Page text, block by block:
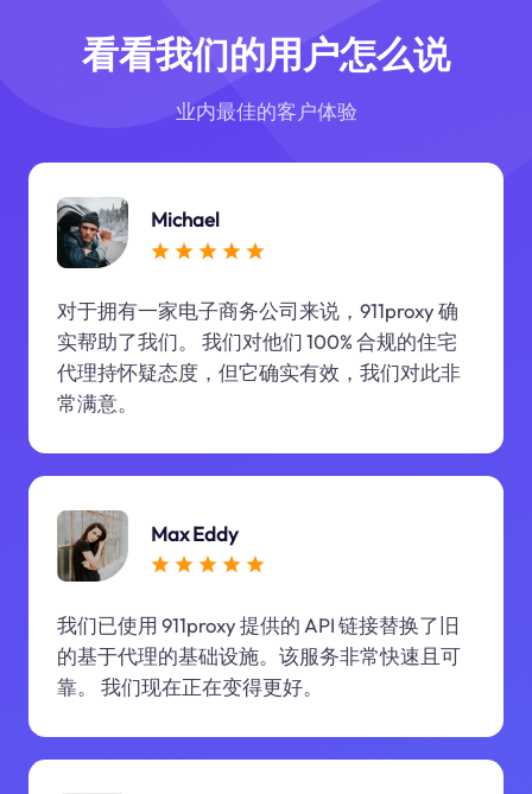
看看我们的用户怎么说
业内最佳的客户体验
Michael
对于拥有一家电子商务公司来说，911proxy 确
实帮助了我们。 我们对他们 100% 合规的住宅
代理持怀疑态度，但它确实有效，我们对此非
常满意。
Max Eddy
我们已使用 911proxy 提供的 API 链接替换了旧
的基于代理的基础设施。该服务非常快速且可
靠。 我们现在正在变得更好。